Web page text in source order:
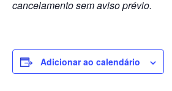
cancelamento sem aviso prévio.
Adicionar ao calendário